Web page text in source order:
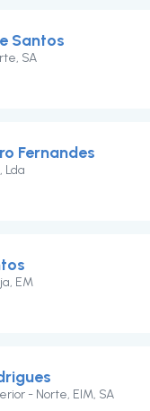
Santos
SA
Fernandes
Lda
EM
- Norte, EIM, SA